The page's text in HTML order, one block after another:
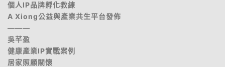
個人IP品牌孵化教練
A Xiong公益與產業共生平台發佈
———
吳芊盈
健康產業IP實戰案例
居家照顧關懷